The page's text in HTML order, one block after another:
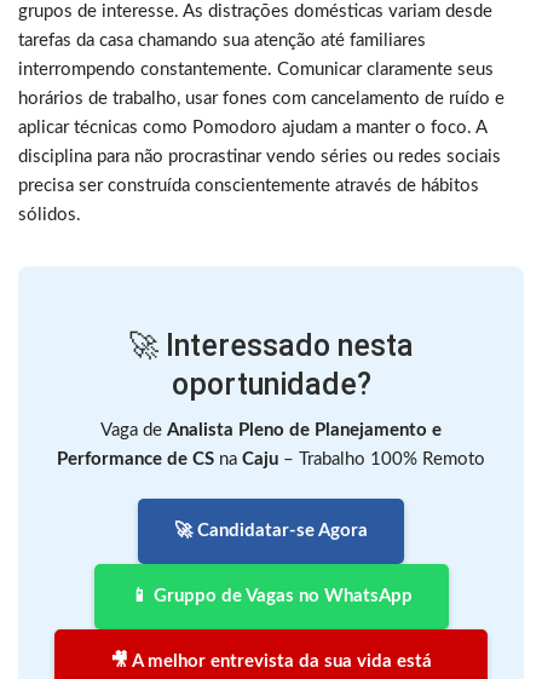
grupos de interesse. As distrações domésticas variam desde
tarefas da casa chamando sua atenção até familiares
interrompendo constantemente. Comunicar claramente seus
horários de trabalho, usar fones com cancelamento de ruído e
aplicar técnicas como Pomodoro ajudam a manter o foco. A
disciplina para não procrastinar vendo séries ou redes sociais
precisa ser construída conscientemente através de hábitos
sólidos.
🚀 Interessado nesta
oportunidade?
Vaga de Analista Pleno de Planejamento e
Performance de CS na Caju – Trabalho 100% Remoto
🚀 Candidatar-se Agora
📱 Gruppo de Vagas no WhatsApp
🎥 A melhor entrevista da sua vida está